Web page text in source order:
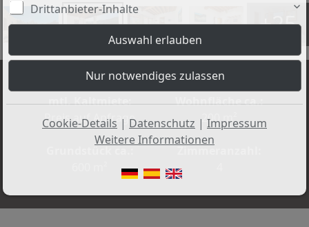
+25
mtl. Kaltmiete:
Preis auf Anfrage
Wohnfläche ca.:
200 m²
Drittanbieter-Inhalte
Cookie-Details | Datenschutz | Impressum
Weitere Informationen